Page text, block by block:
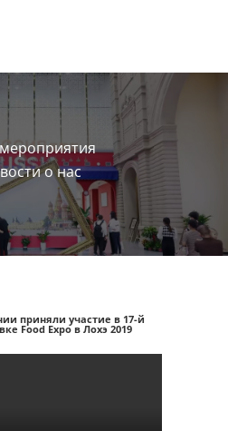
о нас
приняли участие в 17-й
Food Expo в Лохэ 2019